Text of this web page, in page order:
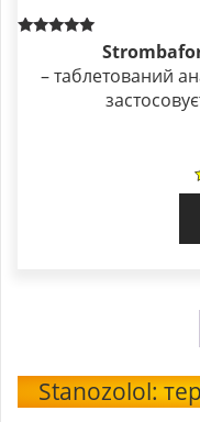
out of 5
– таблетований
Stanozolol: